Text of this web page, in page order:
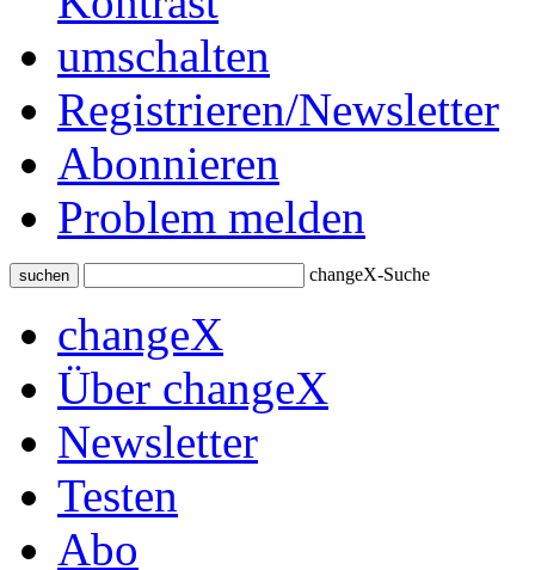
Registrieren/Newsletter
Abonnieren
Problem melden
suchen changeX-Suche
changeX
Über changeX
Newsletter
Testen
Abo